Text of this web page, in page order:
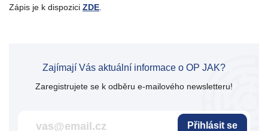
Zápis je k dispozici ZDE
Zajímají Vás aktuální informace o OP JAK?
Zaregistrujete se k odběru e-mailového newsletteru!
Přihlásit se